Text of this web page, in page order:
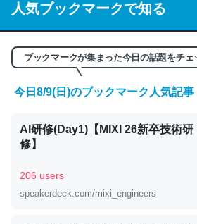
/064121
─GPTの仕組みと限界についての考察（１）
くらい。小説でいう「ずっと前の伏
ど、短期記憶というには多い分量。
かりやすく強くなりそう
─GPTの仕組みと限界についての考察（１）
人気ブックマークで知る
ブックマークが集まった今日の話題をチェ
今日8/9(日)のブックマーク人気記事
AI研修(Day1)【MIXI 26新卒技術研
修】
206 users
speakerdeck.com/mixi_engineers